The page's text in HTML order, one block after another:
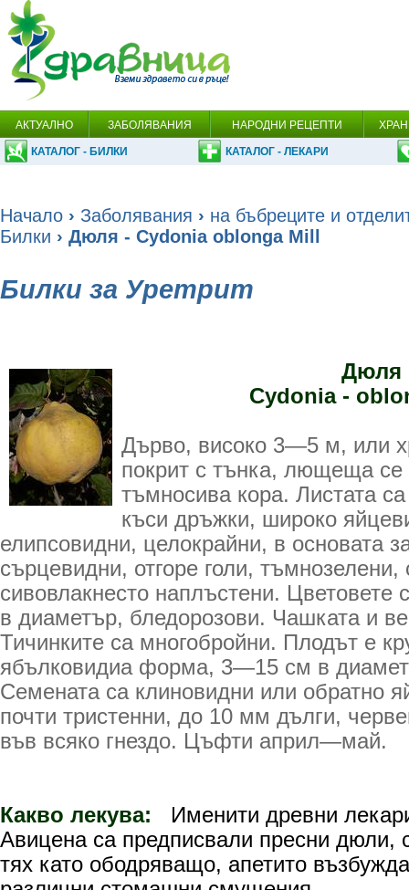
АКТУАЛНО ЗАБОЛЯВАНИЯ НАРОДНИ РЕЦЕПТИ
КАТАЛОГ - БИЛКИ КАТАЛОГ - ЛЕКАРИ
Начало › Заболявания › на бъбреците и
Билки › Дюля - Cydonia oblonga Mill
Билки за Уретрит
Дюля
Cydonia -
Дърво, високо 3—5 м, или
покрит с тънка, лющеща
тъмносива кора. Листата
къси дръжки, широко
елипсо­видни, целокрайни, в основата
сърцевидни, отгоре голи, тъмнозелени,
сивовлакнесто наплъстени.
в диаметър, бледорозови. Чашката и
Тичинките са многобройни. Плодът е
ябълковидиа форма, 3—15 см в
Семената са клиновидни или обратно
почти тристенни, до 10 мм дълги,
във всяко гнездо. Цъфти април—май.
Какво лекува: Именити древни
Авицена са предписвали пресни дюли,
тях като ободряващо, апетито